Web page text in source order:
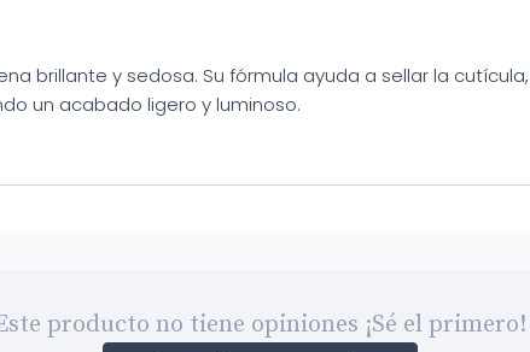
brillante y sedosa. Su fórmula ayuda a sellar la
un acabado ligero y luminoso.
producto no tiene opiniones ¡Sé el primero!